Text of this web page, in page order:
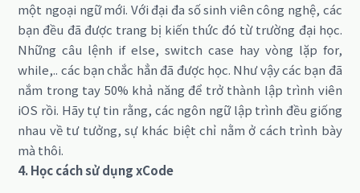
một ngoại ngữ mới. Với đại đa số sinh viên công nghệ, các
bạn đều đã được trang bị kiến thức đó từ trường đại học.
Những câu lệnh if else, switch case hay vòng lặp for,
while,.. các bạn chắc hẳn đã được học. Như vậy các bạn đã
nắm trong tay 50% khả năng để trở thành lập trình viên
iOS rồi. Hãy tự tin rằng, các ngôn ngữ lập trình đều giống
nhau về tư tưởng, sự khác biệt chỉ nằm ở cách trình bày
mà thôi.
4. Học cách sử dụng xCode